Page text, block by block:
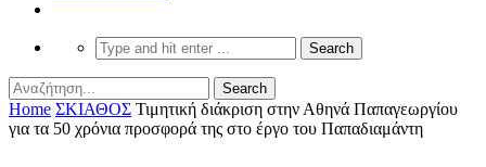
Home ΣΚΙΑΘΟΣ Τιμητική διάκριση στην Αθηνά Παπαγεωργίου
για τα 50 χρόνια προσφορά της στο έργο του Παπαδιαμάντη